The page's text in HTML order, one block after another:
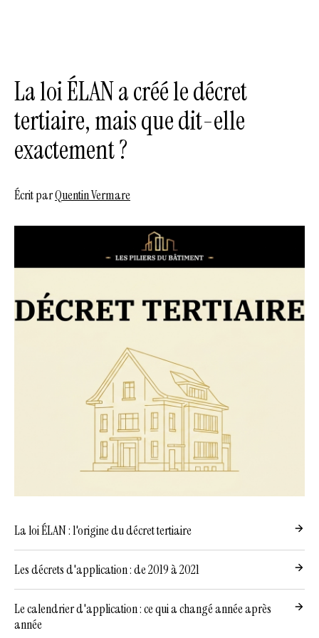
La loi ÉLAN a créé le décret
tertiaire, mais que dit-elle
exactement ?
Écrit parQuentin Vermare
La loi ÉLAN : l'origine du décret tertiaire
Les décrets d'application : de 2019 à 2021
Le calendrier d'application : ce qui a changé année après
année